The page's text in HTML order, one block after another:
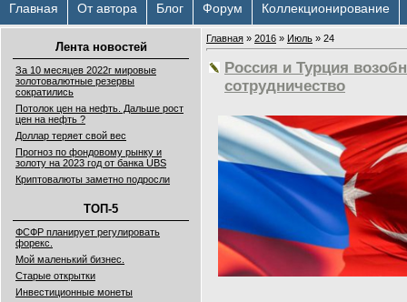
Главная От автора Блог Форум Коллекционирование
Лента новостей
За 10 месяцев 2022г мировые
золотовалютные резервы
сократились
Потолок цен на нефть. Дальше рост
цен на нефть ?
Доллар теряет свой вес
Прогноз по фондовому рынку и
золоту на 2023 год от банка UBS
Криптовалюты заметно подросли
ТОП-5
ФСФР планирует регулировать
форекс.
Мой маленький бизнес.
Старые открытки
Инвестиционные монеты
Главная » 2016 » Июль » 24
Россия и Турция
сотрудничество